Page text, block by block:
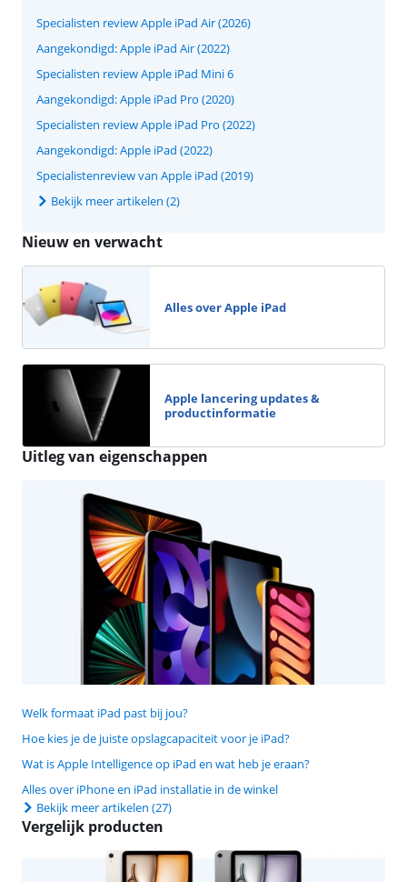
Specialisten review Apple iPad Air (2026)
Aangekondigd: Apple iPad Air (2022)
Specialisten review Apple iPad Mini 6
Aangekondigd: Apple iPad Pro (2020)
Specialisten review Apple iPad Pro (2022)
Aangekondigd: Apple iPad (2022)
Specialistenreview van Apple iPad (2019)
Bekijk meer artikelen (2)
Nieuw en verwacht
Alles over Apple iPad
Apple lancering updates &
productinformatie
Uitleg van eigenschappen
Welk formaat iPad past bij jou?
Hoe kies je de juiste opslagcapaciteit voor je iPad?
Wat is Apple Intelligence op iPad en wat heb je eraan?
Alles over iPhone en iPad installatie in de winkel
Bekijk meer artikelen (27)
Vergelijk producten